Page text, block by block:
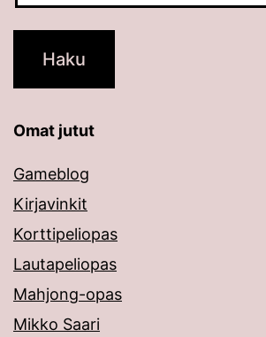
Omat jutut
Gameblog
Kirjavinkit
Korttipeliopas
Lautapeliopas
Mahjong-opas
Mikko Saari